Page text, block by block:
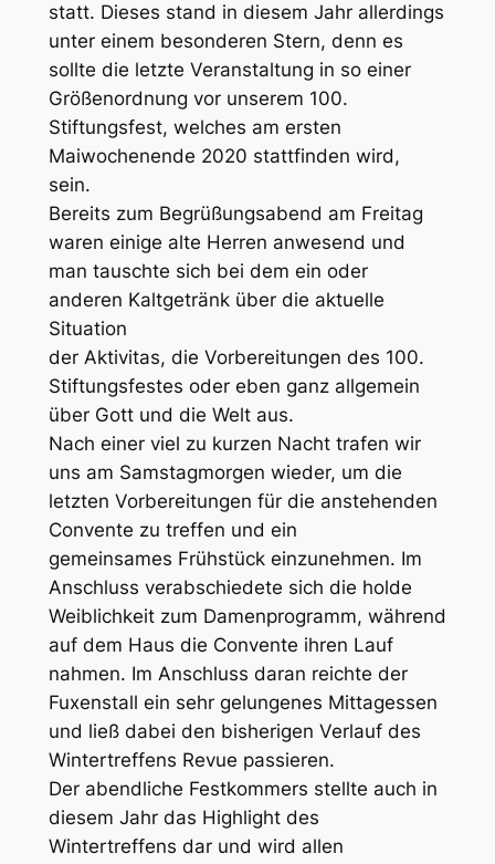
statt. Dieses stand in diesem Jahr allerdings
unter einem besonderen Stern, denn es
sollte die letzte Veranstaltung in so einer
Größenordnung vor unserem 100.
Stiftungsfest, welches am ersten
Maiwochenende 2020 stattfinden wird,
sein.
Bereits zum Begrüßungsabend am Freitag
waren einige alte Herren anwesend und
man tauschte sich bei dem ein oder
anderen Kaltgetränk über die aktuelle
Situation
der Aktivitas, die Vorbereitungen des 100.
Stiftungsfestes oder eben ganz allgemein
über Gott und die Welt aus.
Nach einer viel zu kurzen Nacht trafen wir
uns am Samstagmorgen wieder, um die
letzten Vorbereitungen für die anstehenden
Convente zu treffen und ein
gemeinsames Frühstück einzunehmen. Im
Anschluss verabschiedete sich die holde
Weiblichkeit zum Damenprogramm, während
auf dem Haus die Convente ihren Lauf
nahmen. Im Anschluss daran reichte der
Fuxenstall ein sehr gelungenes Mittagessen
und ließ dabei den bisherigen Verlauf des
Wintertreffens Revue passieren.
Der abendliche Festkommers stellte auch in
diesem Jahr das Highlight des
Wintertreffens dar und wird allen